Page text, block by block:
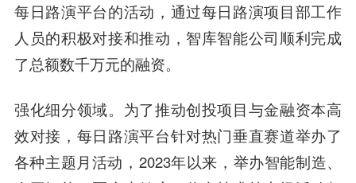
每日路演平台的活动，通过每日路演项目部工作
人员的积极对接和推动，智库智能公司顺利完成
了总额数千万元的融资。
强化细分领域。为了推动创投项目与金融资本高
效对接，每日路演平台针对热门垂直赛道举办了
各种主题月活动，2023年以来，举办智能制造、